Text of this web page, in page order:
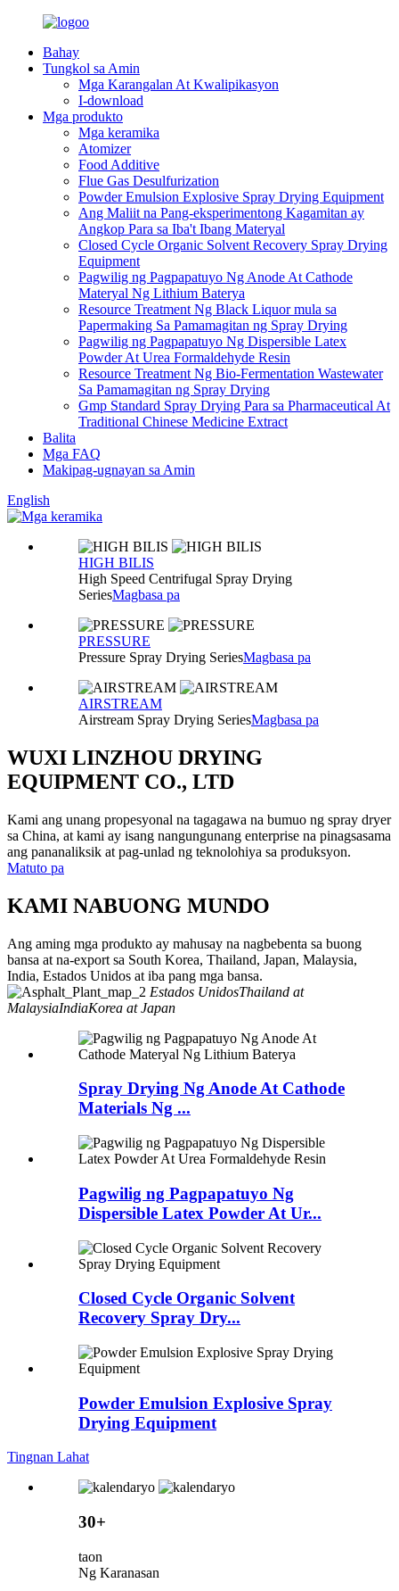
Bahay
Tungkol sa Amin
Mga Karangalan At Kwalipikasyon
I-download
Mga produkto
Mga keramika
Atomizer
Food Additive
Flue Gas Desulfurization
Powder Emulsion Explosive Spray Drying Equipment
Ang Maliit na Pang-eksperimentong Kagamitan ay
Angkop Para sa Iba't Ibang Materyal
Closed Cycle Organic Solvent Recovery Spray Drying
Equipment
Pagwilig ng Pagpapatuyo Ng Anode At Cathode
Materyal Ng Lithium Baterya
Resource Treatment Ng Black Liquor mula sa
Papermaking Sa Pamamagitan ng Spray Drying
Pagwilig ng Pagpapatuyo Ng Dispersible Latex
Powder At Urea Formaldehyde Resin
Resource Treatment Ng Bio-Fermentation Wastewater
Sa Pamamagitan ng Spray Drying
Gmp Standard Spray Drying Para sa Pharmaceutical At
Traditional Chinese Medicine Extract
Balita
Mga FAQ
Makipag-ugnayan sa Amin
English
HIGH BILIS
High Speed ​​Centrifugal Spray Drying
SeriesMagbasa pa
PRESSURE
Pressure Spray Drying SeriesMagbasa pa
AIRSTREAM
Airstream Spray Drying SeriesMagbasa pa
WUXI LINZHOU DRYING
EQUIPMENT CO., LTD
Kami ang unang propesyonal na tagagawa na bumuo ng spray dryer
sa China, at kami ay isang nangungunang enterprise na pinagsasama
ang pananaliksik at pag-unlad ng teknolohiya sa produksyon.
Matuto pa
KAMI NABUONG MUNDO
Ang aming mga produkto ay mahusay na nagbebenta sa buong
bansa at na-export sa South Korea, Thailand, Japan, Malaysia,
India, Estados Unidos at iba pang mga bansa.
Estados UnidosThailand at
MalaysiaIndiaKorea at Japan
Spray Drying Ng Anode At Cathode
Materials Ng ...
Pagwilig ng Pagpapatuyo Ng
Dispersible Latex Powder At Ur...
Closed Cycle Organic Solvent
Recovery Spray Dry...
Powder Emulsion Explosive Spray
Drying Equipment
Tingnan Lahat
30+
taon
Ng Karanasan